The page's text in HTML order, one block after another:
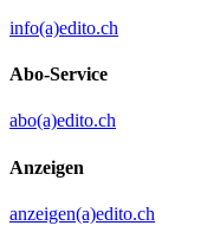
info(a)edito.ch
Abo-Service
abo(a)edito.ch
Anzeigen
anzeigen(a)edito.ch